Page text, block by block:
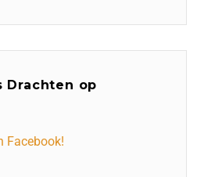
Drachten op
Facebook!